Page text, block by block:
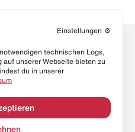
Links
Sneaker Lexikon
Resell Guide
Datenschutz
Einstellungen ⚙️
technischen Logs,
auf unserer Webseite bieten zu
du in unserer